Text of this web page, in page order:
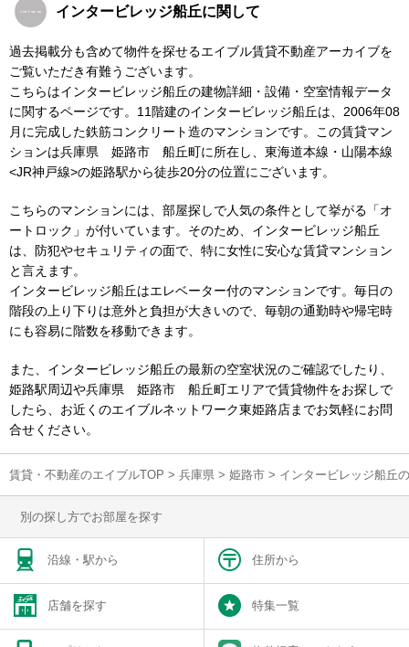
インタービレッジ船丘に関して
過去掲載分も含めて物件を探せるエイブル賃貸不動産アーカイブを
ご覧いただき有難うございます。
こちらはインタービレッジ船丘の建物詳細・設備・空室情報データ
に関するページです。11階建のインタービレッジ船丘は、2006年08
月に完成した鉄筋コンクリート造のマンションです。この賃貸マン
ションは兵庫県 姫路市 船丘町に所在し、東海道本線・山陽本線
<JR神戸線>の姫路駅から徒歩20分の位置にございます。
こちらのマンションには、部屋探しで人気の条件として挙がる「オ
ートロック」が付いています。そのため、インタービレッジ船丘
は、防犯やセキュリティの面で、特に女性に安心な賃貸マンション
と言えます。
インタービレッジ船丘はエレベーター付のマンションです。毎日の
階段の上り下りは意外と負担が大きいので、毎朝の通勤時や帰宅時
にも容易に階数を移動できます。
また、インタービレッジ船丘の最新の空室状況のご確認でしたり、
姫路駅周辺や兵庫県 姫路市 船丘町エリアで賃貸物件をお探しで
したら、お近くのエイブルネットワーク東姫路店までお気軽にお問
合せください。
賃貸・不動産のエイブルTOP > 兵庫県 > 姫路市 > インタービレッジ船丘
別の探し方でお部屋を探す
沿線・駅から 住所から
店舗を探す 特集一覧